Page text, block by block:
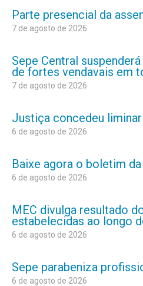
Parte presencial da
7 de agosto de 2026
Sepe Central
de fortes vendavais em
7 de agosto de 2026
Justiça concedeu
6 de agosto de 2026
Baixe agora o boletim
6 de agosto de 2026
MEC divulga resultado
estabelecidas ao longo
6 de agosto de 2026
Sepe parabeniza
6 de agosto de 2026